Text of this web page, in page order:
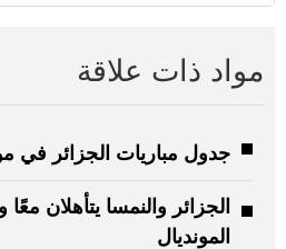
مواد ذات علاقة
جدول مباريات الجزائر في
الجزائر والنمسا يتأهلان
المونديال